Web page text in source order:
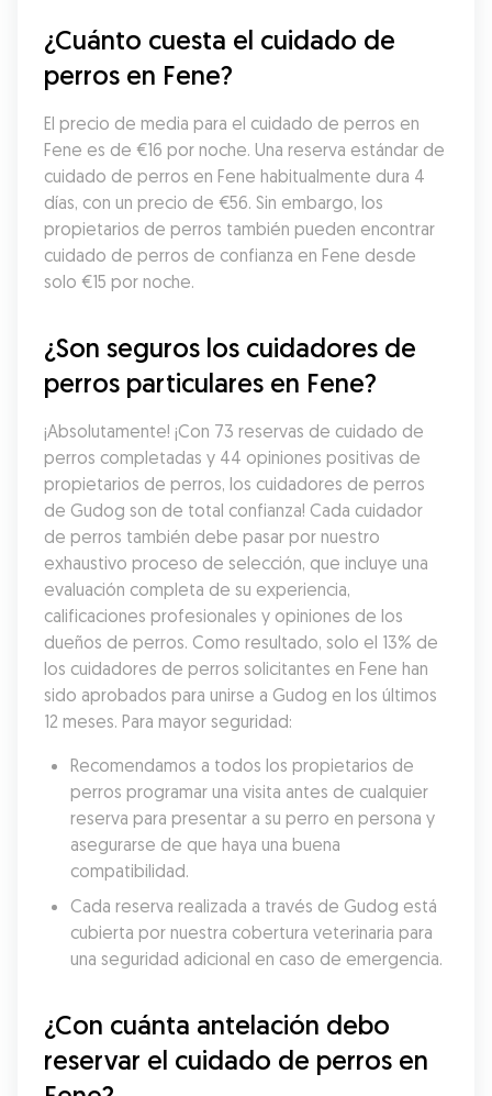
¿Cuánto cuesta el cuidado de
perros en Fene?
El precio de media para el cuidado de perros en
Fene es de €16 por noche. Una reserva estándar de
cuidado de perros en Fene habitualmente dura 4
días, con un precio de €56. Sin embargo, los
propietarios de perros también pueden encontrar
cuidado de perros de confianza en Fene desde
solo €15 por noche.
¿Son seguros los cuidadores de
perros particulares en Fene?
¡Absolutamente! ¡Con 73 reservas de cuidado de
perros completadas y 44 opiniones positivas de
propietarios de perros, los cuidadores de perros
de Gudog son de total confianza! Cada cuidador
de perros también debe pasar por nuestro
exhaustivo proceso de selección, que incluye una
evaluación completa de su experiencia,
calificaciones profesionales y opiniones de los
dueños de perros. Como resultado, solo el 13% de
los cuidadores de perros solicitantes en Fene han
sido aprobados para unirse a Gudog en los últimos
12 meses. Para mayor seguridad:
Recomendamos a todos los propietarios de
perros programar una visita antes de cualquier
reserva para presentar a su perro en persona y
asegurarse de que haya una buena
compatibilidad.
Cada reserva realizada a través de Gudog está
cubierta por nuestra cobertura veterinaria para
una seguridad adicional en caso de emergencia.
¿Con cuánta antelación debo
reservar el cuidado de perros en